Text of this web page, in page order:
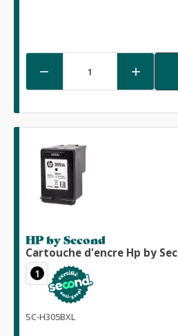
 
HP by Second
Cartouche d'encre Hp by
1
SC-H305BXL